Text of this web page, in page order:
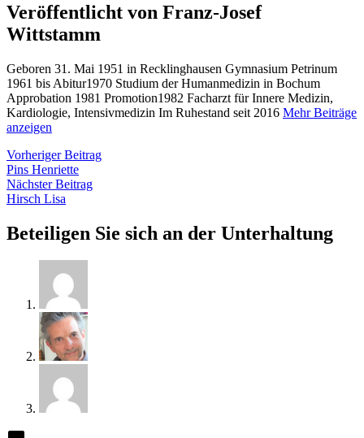
Veröffentlicht von Franz-Josef
Wittstamm
Geboren 31. Mai 1951 in Recklinghausen Gymnasium Petrinum
1961 bis Abitur1970 Studium der Humanmedizin in Bochum
Approbation 1981 Promotion1982 Facharzt für Innere Medizin,
Kardiologie, Intensivmedizin Im Ruhestand seit 2016 Mehr Beiträge
anzeigen
Beitragsnavigation
Vorheriger BeitragVorheriger
Pins Henriette
Nächster BeitragNächster
Hirsch Lisa
Beteiligen Sie sich an der Unterhaltung